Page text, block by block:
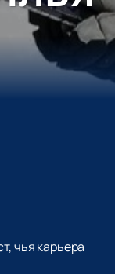
чья карьера